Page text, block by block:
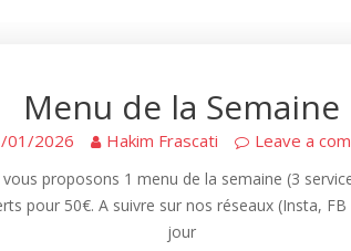
Menu de la Semaine
01/2026 Hakim Frascati Leave a
proposons 1 menu de la semaine (3
pour 50€. A suivre sur nos réseaux (Insta,
jour